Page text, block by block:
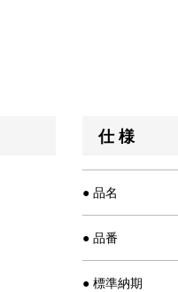
仕 様
● 品名
● 品番
● 標準納期